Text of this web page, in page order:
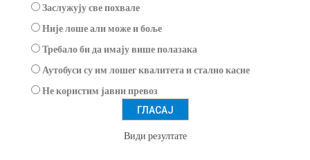
Заслужују све похвале
Није лоше али може и боље
Требало би да имају више полазака
Аутобуси су им лошег квалитета и стално касне
Не користим јавни превоз
Види резултате